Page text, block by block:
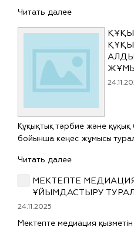
Читать далее
Құқықтық тәрбие және
бойынша кеңес жұмысы
Читать далее
МЕКТЕПТЕ
ҰЙЫМДАСТЫРУ
24.11.2025
Мектепте медиация